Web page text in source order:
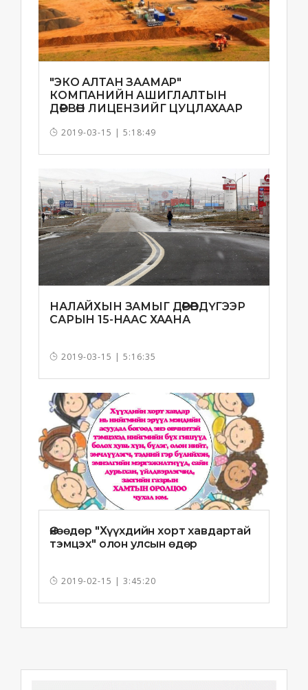
"ЭКО АЛТАН ЗААМАР"
КОМПАНИЙН АШИГЛАЛТЫН
ДӨРВӨН ЛИЦЕНЗИЙГ ЦУЦЛАХААР
2019-03-15 | 5:18:49
НАЛАЙХЫН ЗАМЫГ ДӨРӨВДҮГЭЭР
САРЫН 15-НААС ХААНА
2019-03-15 | 5:16:35
Өнөөдөр "Хүүхдийн хорт хавдартай
тэмцэх" олон улсын өдөр
2019-02-15 | 3:45:20